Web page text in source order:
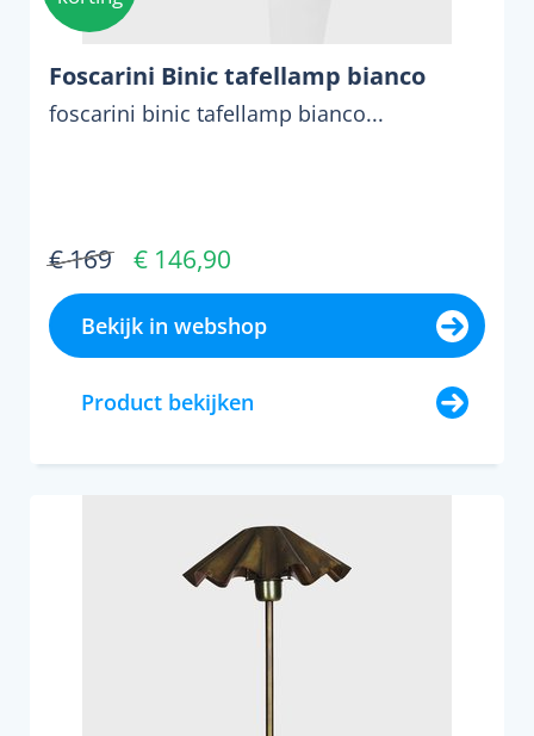
Foscarini Binic tafellamp bianco
foscarini binic tafellamp bianco...
€ 169 € 146,90
Bekijk in webshop
Product bekijken